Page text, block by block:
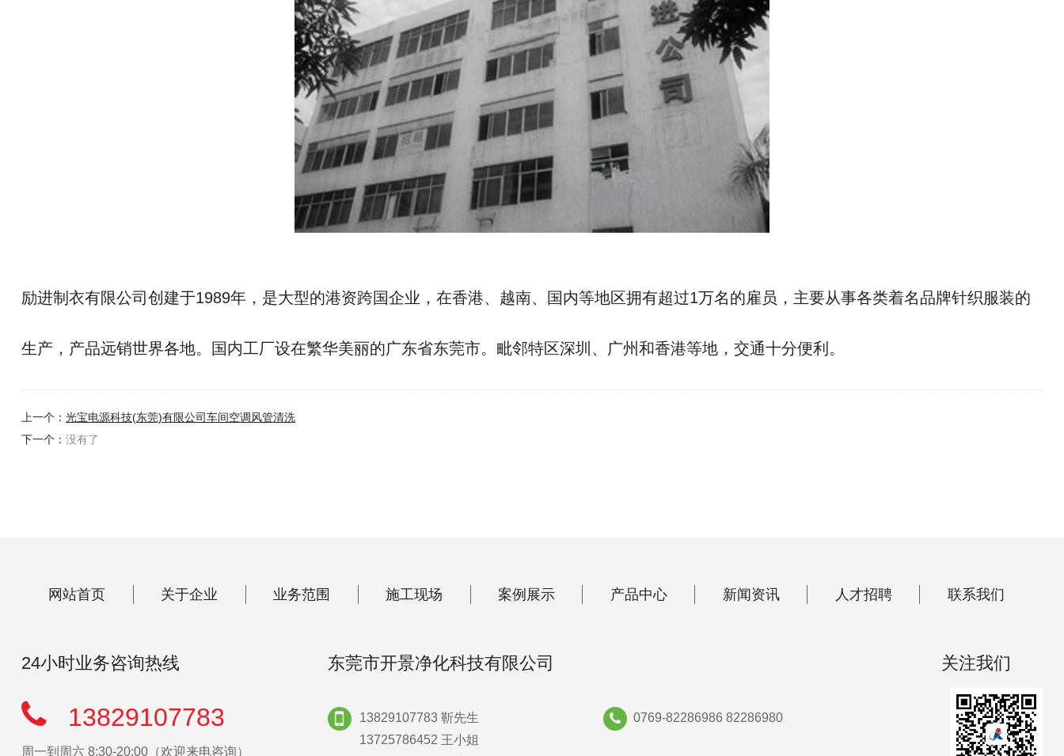
励进制衣有限公司创建于1989年，是大型的港资跨国企业，在香港、越南、国内等地区拥有超过1万名的雇员，主要从事各类着名品牌针织服装的
生产，产品远销世界各地。国内工厂设在繁华美丽的广东省东莞市。毗邻特区深圳、广州和香港等地，交通十分便利。
上一个： 光宝电源科技(东莞)有限公司车间空调风管清洗
下一个： 没有了
网站首页 关于企业 业务范围 施工现场 案例展示 产品中心 新闻资讯 人才招聘 联系我们
24小时业务咨询热线
13829107783
周一到周六 8:30-20:00（欢迎来电咨询）
东莞市开景净化科技有限公司
13829107783 靳先生
13725786452 王小姐
0769-82286986 82286980
关注我们